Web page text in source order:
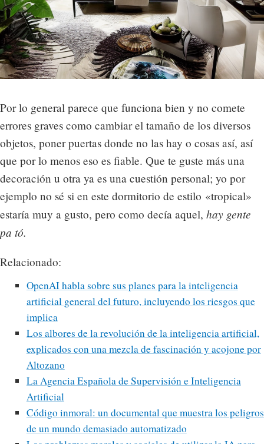
Por lo general parece que funciona bien y no comete
errores graves como cambiar el tamaño de los diversos
objetos, poner puertas donde no las hay o cosas así, así
que por lo menos eso es fiable. Que te guste más una
decoración u otra ya es una cuestión personal; yo por
ejemplo no sé si en este dormitorio de estilo «tropical»
estaría muy a gusto, pero como decía aquel, hay gente
pa tó.
Relacionado:
OpenAI habla sobre sus planes para la inteligencia
artificial general del futuro, incluyendo los riesgos que
implica
Los albores de la revolución de la inteligencia artificial,
explicados con una mezcla de fascinación y acojone por
Altozano
La Agencia Española de Supervisión e Inteligencia
Artificial
Código inmoral: un documental que muestra los peligros
de un mundo demasiado automatizado